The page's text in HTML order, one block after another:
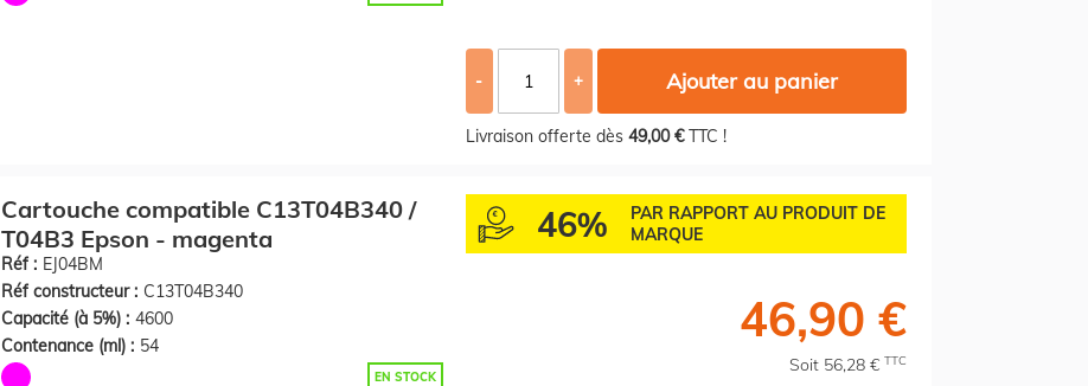
- + Ajouter au panier
Livraison offerte dès 49,00 €TTC !
Cartouche compatible C13T04B340 /
T04B3 Epson - magenta
Réf : EJ04BM
Réf constructeur : C13T04B340
Capacité (à 5%) : 4600
Contenance (ml) : 54
EN STOCK
46%
PAR RAPPORT AU PRODUIT DE
MARQUE
46,90 €
Soit 56,28 € TTC